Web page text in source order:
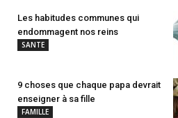
Les habitudes communes qui
endommagent nos reins
SANTE
9 choses que chaque papa devrait
enseigner à sa fille
FAMILLE